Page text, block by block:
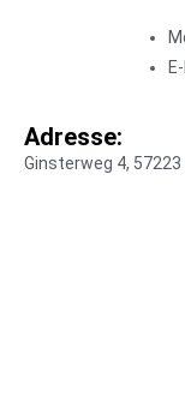
Adresse:
Ginsterweg 4, 57223